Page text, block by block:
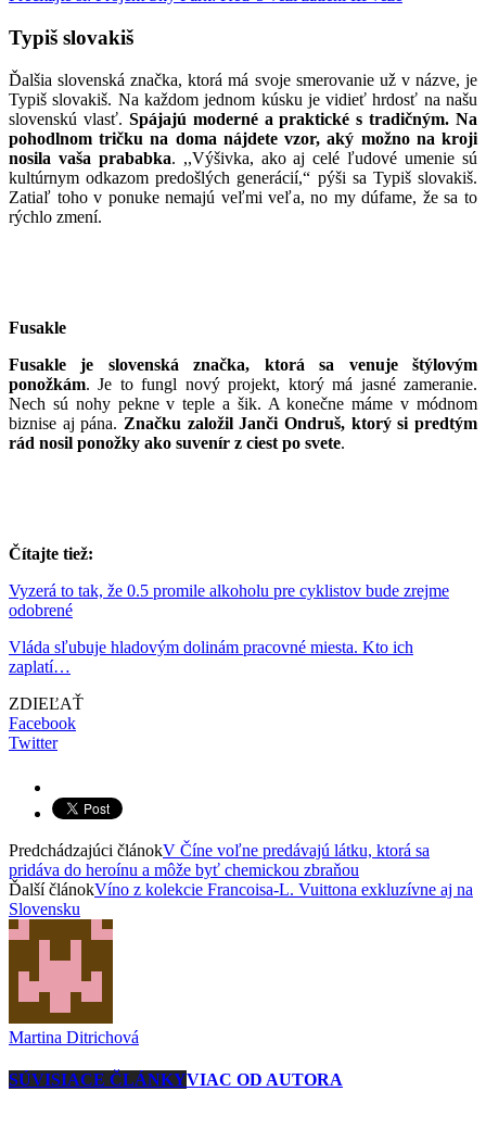
Typiš slovakiš
Ďalšia slovenská značka, ktorá má svoje smerovanie už v názve, je
Typiš slovakiš. Na každom jednom kúsku je vidieť hrdosť na našu
slovenskú vlasť. Spájajú moderné a praktické s tradičným. Na
pohodlnom tričku na doma nájdete vzor, aký možno na kroji
nosila vaša prababka. ,,Výšivka, ako aj celé ľudové umenie sú
kultúrnym odkazom predošlých generácií,“ pýši sa Typiš slovakiš.
Zatiaľ toho v ponuke nemajú veľmi veľa, no my dúfame, že sa to
rýchlo zmení.
Fusakle
Fusakle je slovenská značka, ktorá sa venuje štýlovým
ponožkám. Je to fungl nový projekt, ktorý má jasné zameranie.
Nech sú nohy pekne v teple a šik. A konečne máme v módnom
biznise aj pána. Značku založil Janči Ondruš, ktorý si predtým
rád nosil ponožky ako suvenír z ciest po svete.
Čítajte tiež:
Vyzerá to tak, že 0.5 promile alkoholu pre cyklistov bude zrejme
odobrené
Vláda sľubuje hladovým dolinám pracovné miesta. Kto ich
zaplatí…
ZDIEĽAŤ
Facebook
Twitter
Predchádzajúci článokV Číne voľne predávajú látku, ktorá sa
pridáva do heroínu a môže byť chemickou zbraňou
Ďalší článokVíno z kolekcie Francoisa-L. Vuittona exkluzívne aj na
Slovensku
Martina Ditrichová
SÚVISIACE ČLÁNKYVIAC OD AUTORA